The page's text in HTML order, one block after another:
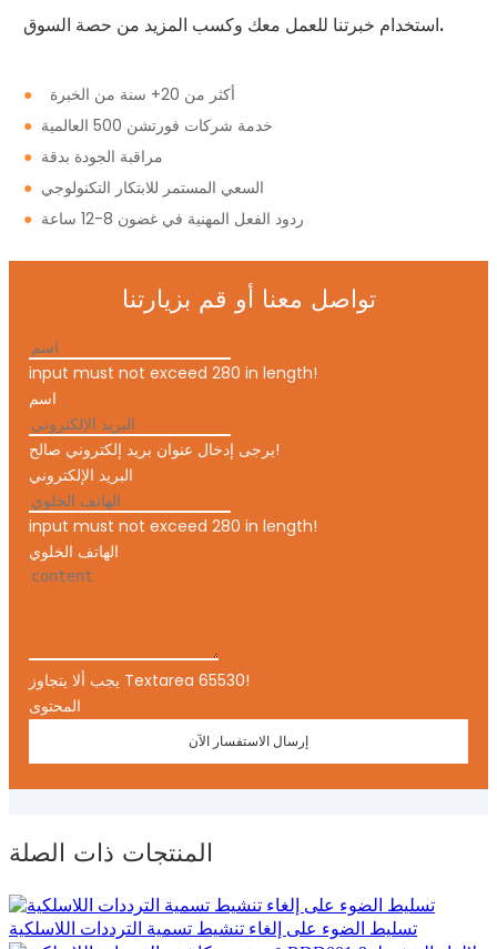
استخدام خبرتنا للعمل معك وكسب المزيد من حصة السوق.
●
أكثر من 20+ سنة من الخبرة
●
خدمة شركات فورتشن 500 العالمية
● مراقبة الجودة بدقة
● السعي المستمر للابتكار التكنولوجي
●
ردود الفعل المهنية في غضون 8-12 ساعة
تواصل معنا أو قم بزيارتنا
input must not exceed 280 in length!
اسم
يرجى إدخال عنوان بريد إلكتروني صالح!
البريد الإلكتروني
input must not exceed 280 in length!
الهاتف الخلوي
يجب ألا يتجاوز Textarea 65530!
المحتوى
إرسال الاستفسار الآن
المنتجات ذات الصلة
تسليط الضوء على إلغاء تنشيط تسمية الترددات اللاسلكية